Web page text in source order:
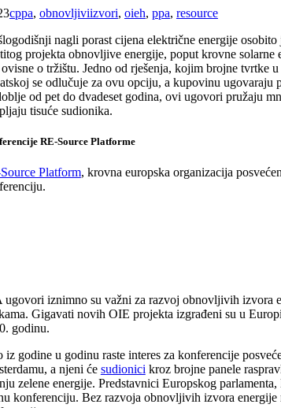
cppa, obnovljiviizvori, oieh, ppa, resource
nagli porast cijena električne energije
projekta obnovljive energije, poput krovne
o tržištu. Jedno od rješenja, kojim brojne
se odlučuje za ovu opciju, a kupovinu ugovaraju
od pet do dvadeset godina, ovi ugovori pružaju
tisuće sudionika.
RE-Source Platforme
Platform, krovna europska organizacija
ugovori iznimno su važni za razvoj obnovljivih izvora
Gigavati novih OIE projekta izgrađeni su u
godinu.
iz godine u godinu raste interes za konferencije
a njeni će sudionici kroz brojne panele
zelene energije. Predstavnici Europskog
konferenciju. Bez razvoja obnovljivih izvora